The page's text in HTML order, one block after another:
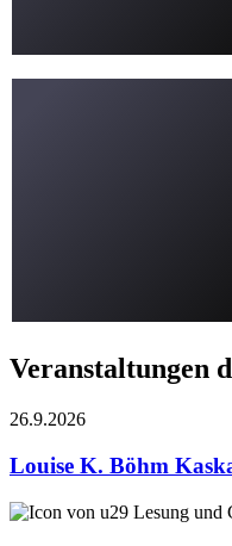
Veranstaltungen
26.9.2026
Louise K. Böhm
Lesung und